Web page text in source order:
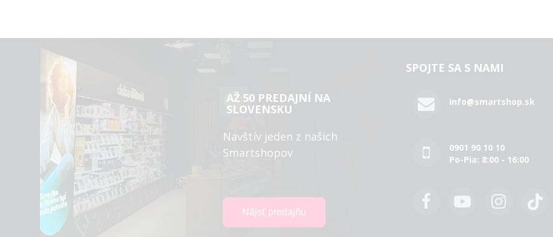
AŽ 50 PREDAJNÍ NA
SLOVENSKU
Navštív jeden z našich
Smartshopov
SPOJTE SA S NAMI
info@smartshop.sk
0901 90 10 10
Po-Pia: 8:00 - 16:00